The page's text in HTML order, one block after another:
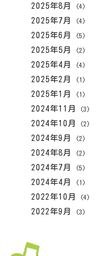
2025年8月 (4)
2025年7月 (4)
2025年6月 (5)
2025年5月 (2)
2025年4月 (4)
2025年2月 (1)
2025年1月 (1)
2024年11月 (3)
2024年10月 (2)
2024年9月 (2)
2024年8月 (2)
2024年7月 (5)
2024年4月 (1)
2022年10月 (4)
2022年9月 (3)